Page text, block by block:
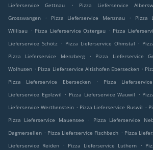
Lieferservice Gettnau
. Pizza Lieferservice
Grosswangen
. Pizza Lieferservice Menznau .
Pizza
Willisau . Pizza Lieferservice Ostergau . Pizza
Lieferservice Schötz . Pizza Lieferservice Ohmstal .
Pizza Lieferservice Menzberg
. Pizza Lieferservice
Wolhusen . Pizza Lieferservice Altishofen Ebersecken .
Pizza Lieferservice Ebersecken
. Pizza
Lieferservice Egolzwil . Pizza Lieferservice Wauwil .
Lieferservice Werthenstein . Pizza Lieferservice Ruswil .
Pizza Lieferservice Mauensee
. Pizza Lieferservice
Dagmersellen . Pizza Lieferservice Fischbach . Pizza
Lieferservice Reiden
. Pizza Lieferservice Luthern .